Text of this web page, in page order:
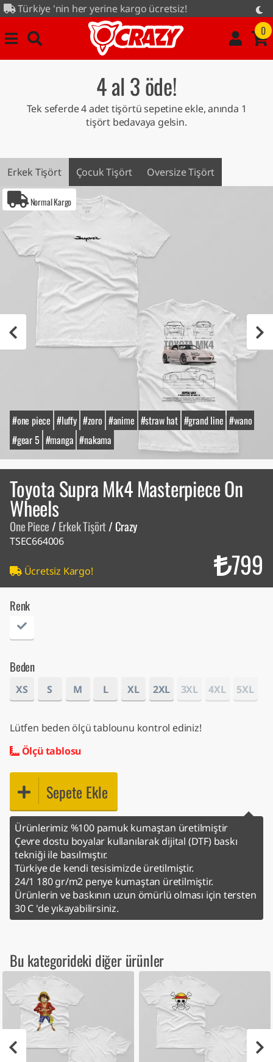
kargo ücretsiz!
tüm ürünlerde...
0
4 al 3 öde!
Tek seferde 4 adet tişörtü sepetine ekle, anında 1
tişört bedavaya gelsin.
Erkek Tişört Çocuk Tişört Oversize Tişört
#one piece #luffy #zoro #anime #straw hat #grand line #wano
#gear 5 #manga #nakama
Normal Kargo
Toyota Supra Mk4 Masterpiece On
Wheels
One Piece /Erkek Tişört/Crazy
TSEC664006
799
Ücretsiz Kargo!
Renk
Beden
XS S M L XL 2XL 3XL 4XL 5XL
Lütfen beden ölçü tablounu kontrol ediniz!
Ölçü tablosu
Sepete Ekle
Ürünlerimiz %100 pamuk kumaştan üretilmiştir
Çevre dostu boyalar kullanılarak dijital (DTF) baskı
tekniği ile basılmıştır.
Türkiye de kendi tesisimizde üretilmiştir.
24/1 180 gr/m2 penye kumaştan üretilmiştir.
Ürünlerin ve baskının uzun ömürlü olması için tersten
30 C 'de yıkayabilirsiniz.
Bu kategorideki diğer ürünler